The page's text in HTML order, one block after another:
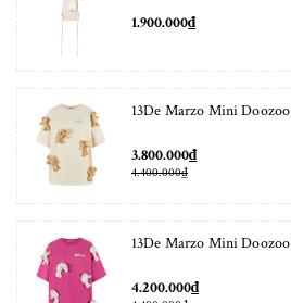
1.900.000₫
13De Marzo Mini
3.800.000₫
4.400.000₫
13De Marzo Mini
4.200.000₫